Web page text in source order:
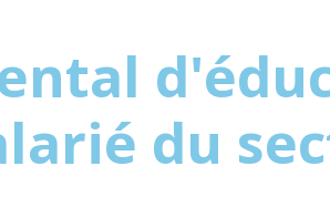
du